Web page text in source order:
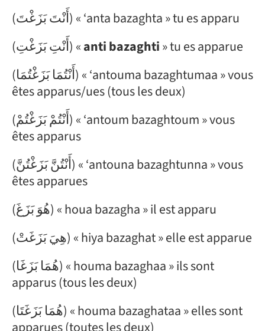
(أَنْتَ بَزَغْتَ) « ‘anta bazaghta » tu es apparu
(أَنْتِ بَزَغْتِ) «anti bazaghti» tu es apparue
(أَنْتُمَا بَزَغْتُمَا) « ‘antouma bazaghtumaa » vous
êtes apparus/ues (tous les deux)
(أَنْتُمْ بَزَغْتُمْ) « ‘antoum bazaghtoum » vous
êtes apparus
(أَنْتُنَّ بَزَغْتُنَّ) « ‘antouna bazaghtunna » vous
êtes apparues
(هُوَ بَزَغَ) « houa bazagha » il est apparu
(هِيَ بَزَغَتْ) « hiya bazaghat » elle est apparue
(هُمَا بَزَغَا) « houma bazaghaa » ils sont
apparus (tous les deux)
(هُمَا بَزَغَتَا) « houma bazaghataa » elles sont
apparues (toutes les deux)